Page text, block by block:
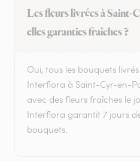
Les fleurs livrées à Saint-
elles garanties fraîches ?
Oui, tous les bouquets
Interflora à Saint-Cyr-en-
avec des fleurs fraîches le
Interflora garantit 7 jours
bouquets.